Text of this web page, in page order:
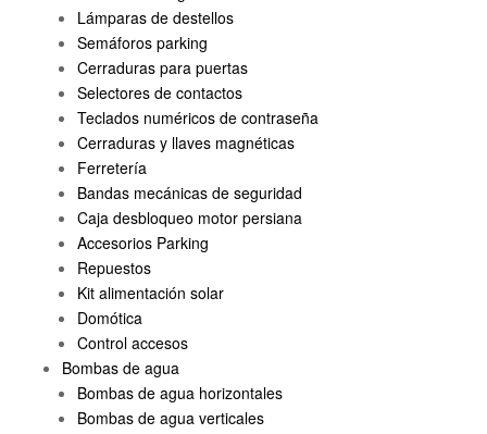
Lámparas de destellos
Semáforos parking
Cerraduras para puertas
Selectores de contactos
Teclados numéricos de contraseña
Cerraduras y llaves magnéticas
Ferretería
Bandas mecánicas de seguridad
Caja desbloqueo motor persiana
Accesorios Parking
Repuestos
Kit alimentación solar
Domótica
Control accesos
Bombas de agua
Bombas de agua horizontales
Bombas de agua verticales